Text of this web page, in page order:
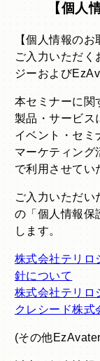
【個人
【個人情報のお
ご入力いただく
ジーおよび
本セミナーに関
製品・サービス
イベント・セミ
マーケティング
で利用させてい
ご入力いただい
の「個人情報保
します。
株式会社テリロ
針について
株式会社テリロ
クレシード株式
(その他